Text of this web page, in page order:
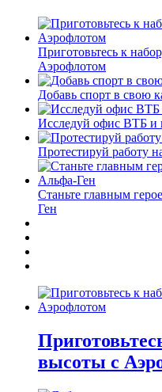
Приготовьтесь к
Аэрофлотом
Добавь спорт в свою
Исследуй офис ВТБ и
Протестируй работу
Станьте главным
Ген
высоты с